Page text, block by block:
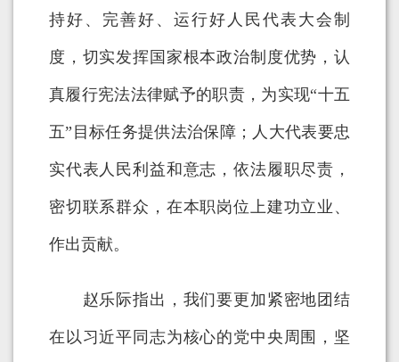
持好、完善好、运行好人民代表大会制
度，切实发挥国家根本政治制度优势，认
真履行宪法法律赋予的职责，为实现“十五
五”目标任务提供法治保障；人大代表要忠
实代表人民利益和意志，依法履职尽责，
密切联系群众，在本职岗位上建功立业、
作出贡献。
赵乐际指出，我们要更加紧密地团结
在以习近平同志为核心的党中央周围，坚